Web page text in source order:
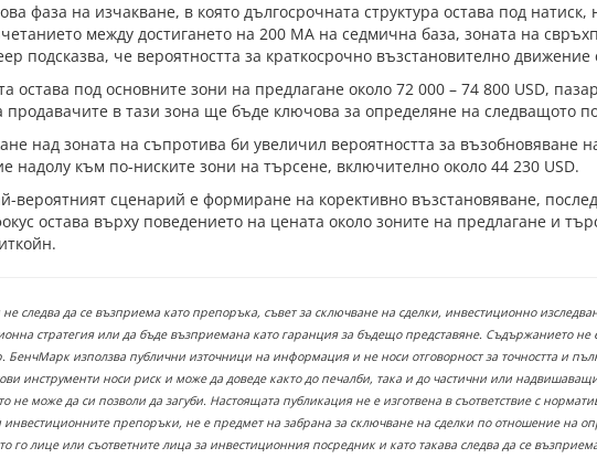
фаза на изчакване, в която дългосрочната структура остава под
между достигането на 200 MA на седмична база, зоната на
подсказва, че вероятността за краткосрочно възстановително движение
остава под основните зони на предлагане около 72 000 – 74 800 USD,
продавачите в тази зона ще бъде ключова за определяне на следващото
над зоната на съпротива би увеличил вероятността за възобновяване
надолу към по-ниските зони на търсене, включително около 44 230 USD.
сценарий е формиране на корективно възстановяване,
остава върху поведението на цената около зоните на предлагане и
следва да се възприема като препоръка, съвет за сключване на сделки, инвестиционно
стратегия или да бъде възприемана като гаранция за бъдещо представяне. Съдържанието
БенчМарк използва публични източници на информация и не носи отговорност за точността и
инструменти носи риск и може да доведе както до печалби, така и до частични или
не може да си позволи да загуби. Настоящата публикация не е изготвена в съответствие с
препоръки, не е предмет на забрана за сключване на сделки по отношение на
го лице или съответните лица за инвестиционния посредник и като такава следва да се